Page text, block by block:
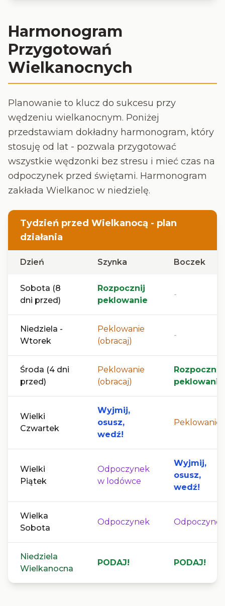
Harmonogram
Przygotowań
Wielkanocnych
Planowanie to klucz do sukcesu przy
wędzeniu wielkanocnym. Poniżej
przedstawiam dokładny harmonogram, który
stosuję od lat - pozwala przygotować
wszystkie wędzonki bez stresu i mieć czas na
odpoczynek przed świętami. Harmonogram
zakłada Wielkanoc w niedzielę.
Tydzień przed Wielkanocą - plan
działania
Dzień Szynka Boczek
Sobota (8
dni przed)
Rozpocznij
peklowanie
-
Niedziela -
Wtorek
Peklowanie
(obracaj)
-
Środa (4 dni
przed)
Peklowanie
(obracaj)
Rozpocznij
peklowanie
Wielki
Czwartek
Wyjmij,
osusz,
wedź!
Peklowanie
Wielki
Piątek
Odpoczynek
w lodówce
Wyjmij,
osusz,
wedź!
Wielka
Sobota
Odpoczynek
Niedziela
Wielkanocna
PODAJ! PODAJ!